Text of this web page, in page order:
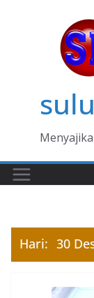
Hari: 30